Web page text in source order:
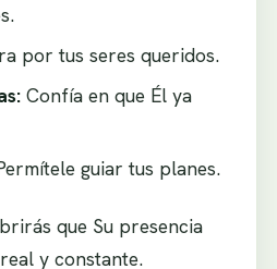
por tus seres queridos.
Confía en que Él ya
guiar tus planes.
que Su presencia
y constante.